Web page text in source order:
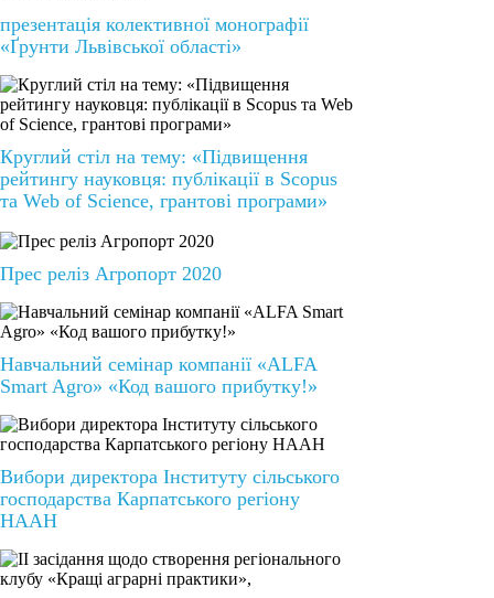
презентація колективної монографії
«Ґрунти Львівської області»
Круглий стіл на тему: «Підвищення
рейтингу науковця: публікації в Scopus
та Web of Science, грантові програми»
Прес реліз Агропорт 2020
Навчальний семінар компанії «ALFA
Smart Agro» «Код вашого прибутку!»
Вибори директора Інституту сільського
господарства Карпатського регіону
НААН